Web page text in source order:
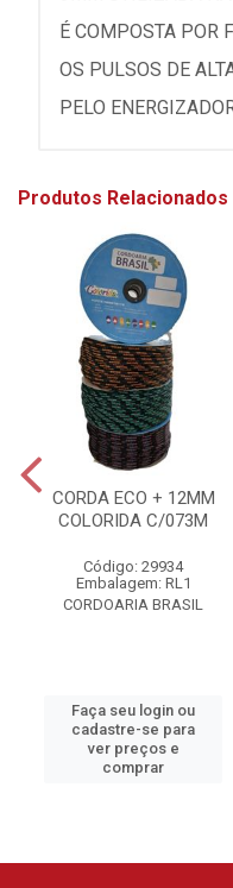
É COMPOSTA POR
OS PULSOS DE
PELO
Produtos Relacionados
CORDA ECO + 12MM
COLORIDA C/073M
Código: 29934
Embalagem: RL1
CORDOARIA BRASIL
Faça seu login ou
cadastre-se para
ver preços e
comprar